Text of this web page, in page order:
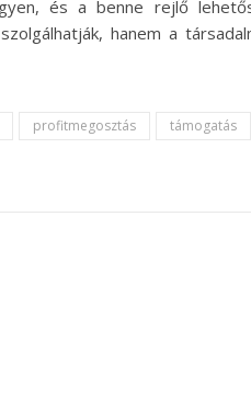
és a benne rejlő
hanem a
profitmegosztás
támogatás